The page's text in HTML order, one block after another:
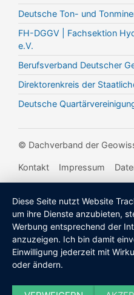
Deutsche Ton- und
FH-DGGV | Fachsektion
e.V.
Berufsverband Deutscher
Direktorenkreis der
Deutsche
© Dachverband der
Kontakt Impressum
Diese Seite nutzt Website
um ihre Dienste anzubieten,
Werbung entsprechend der
anzuzeigen. Ich bin damit
Einwilligung jederzeit mit
oder ändern.